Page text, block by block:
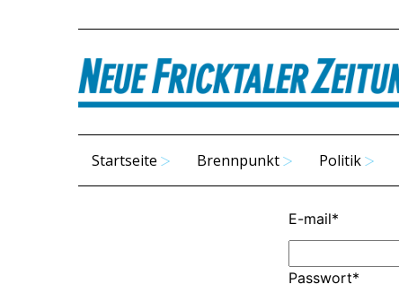
Startseite Brennpunkt Politik
E-mail*
Passwort*